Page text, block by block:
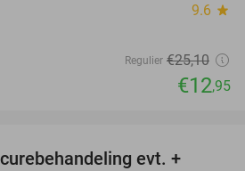
9.6 star
Regulier €25,10
€12,95
evt. +